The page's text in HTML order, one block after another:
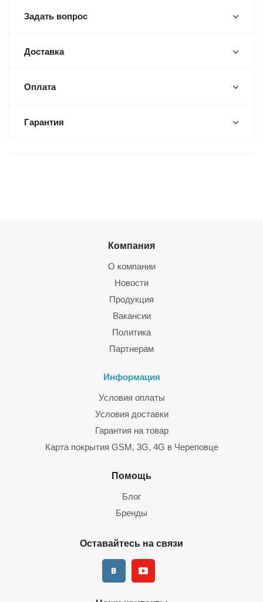
Задать вопрос
Доставка
Оплата
Гарантия
Компания
О компании
Новости
Продукция
Вакансии
Политика
Партнерам
Информация
Условия оплаты
Условия доставки
Гарантия на товар
Карта покрытия GSM, 3G, 4G в Череповце
Помощь
Блог
Бренды
Оставайтесь на связи